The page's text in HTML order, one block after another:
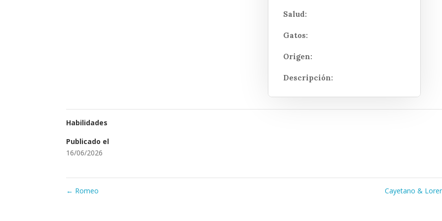
Salud:
Gatos:
Origen:
Descripción:
Habilidades
Publicado el
16/06/2026
← Romeo Cayetano &